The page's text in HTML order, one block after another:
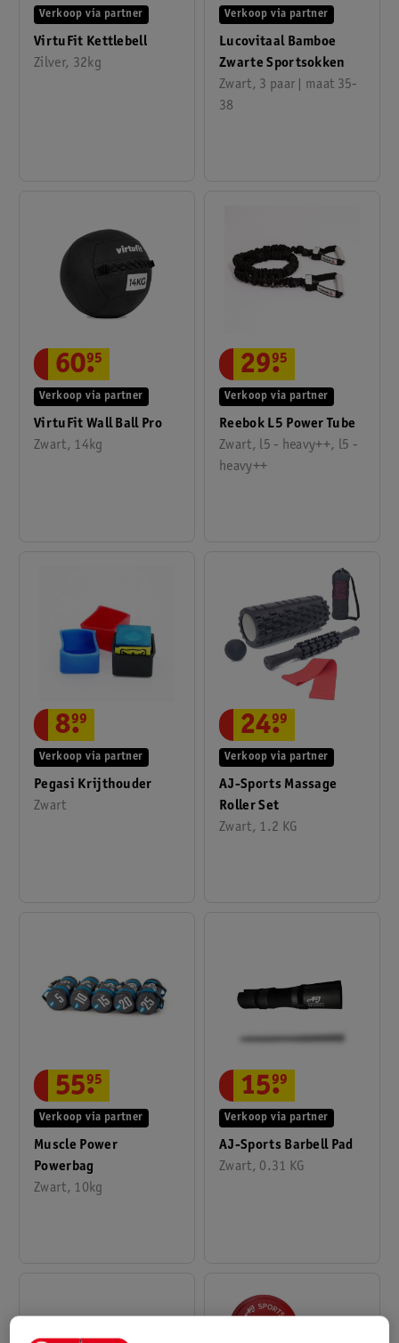
VirtuFit Kettlebell
Zilver, 32kg
Verkoop via partner
Lucovitaal Bamboe
Zwarte Sportsokken
Zwart, 3 paar | maat 35-
38
Verkoop via partner
VirtuFit Wall Ball Pro
Zwart, 14kg
Verkoop via partner
60.
95
Reebok L5 Power Tube
Zwart, l5 - heavy++, l5 -
heavy++
Verkoop via partner
29.
95
Pegasi Krijthouder
Zwart
Verkoop via partner
8.
99
AJ-Sports Massage
Roller Set
Zwart, 1.2 KG
Verkoop via partner
24.
99
Muscle Power
Powerbag
Zwart, 10kg
Verkoop via partner
55.
95
AJ-Sports Barbell Pad
Zwart, 0.31 KG
Verkoop via partner
15.
99